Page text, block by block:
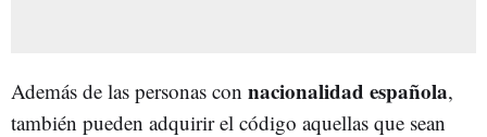
Además de las personas con nacionalidad española,
también pueden adquirir el código aquellas que sean